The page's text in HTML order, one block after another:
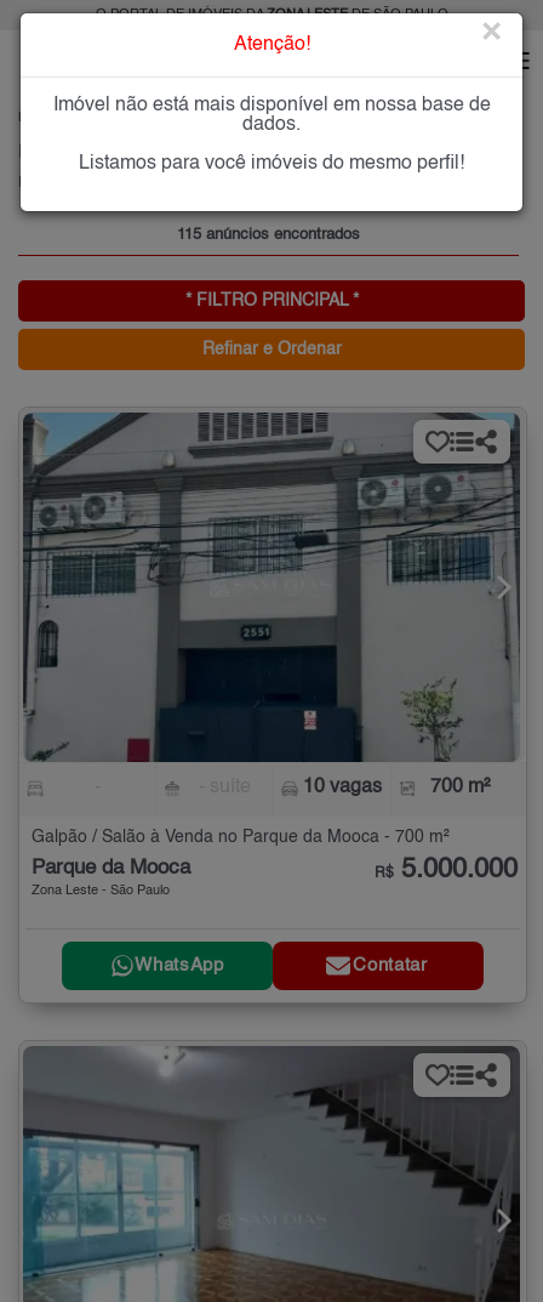
O PORTAL DE IMÓVEIS DAZONA LESTEDE SÃO PAULO
PARQUE DA MOOCA
Imóveis à Venda no Parque da Mooca, Zona Leste de São Paulo
115 anúncios encontrados
* FILTRO PRINCIPAL *
Refinar e Ordenar
10 vagas 700 m²
Galpão / Salão à Venda no Parque da Mooca - 700 m²
Parque da Mooca
Zona Leste - São Paulo
R$ 5.000.000
WhatsApp Contatar
Atenção! ×
Imóvel não está mais disponível em nossa base de
dados.
Listamos para você imóveis do mesmo perfil!